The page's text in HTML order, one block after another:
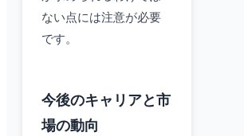
ない点には注意が必要
です。
今後のキャリアと市
場の動向